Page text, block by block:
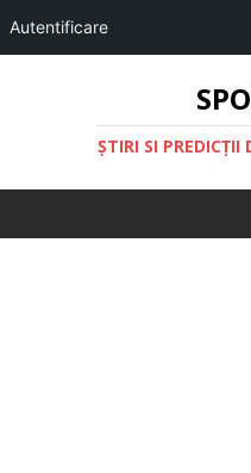
Autentificare
ŞTIRI SI